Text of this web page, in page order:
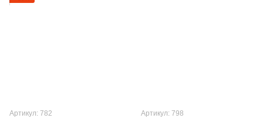
Артикул: 782 Артикул: 798